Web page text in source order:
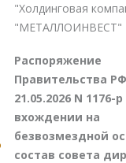
"Холдинговая
"МЕТАЛЛОИНВЕСТ"
Распоряжение
Правительства
21.05.2026 N 1176-
вхождении на
безвозмездной
состав совета